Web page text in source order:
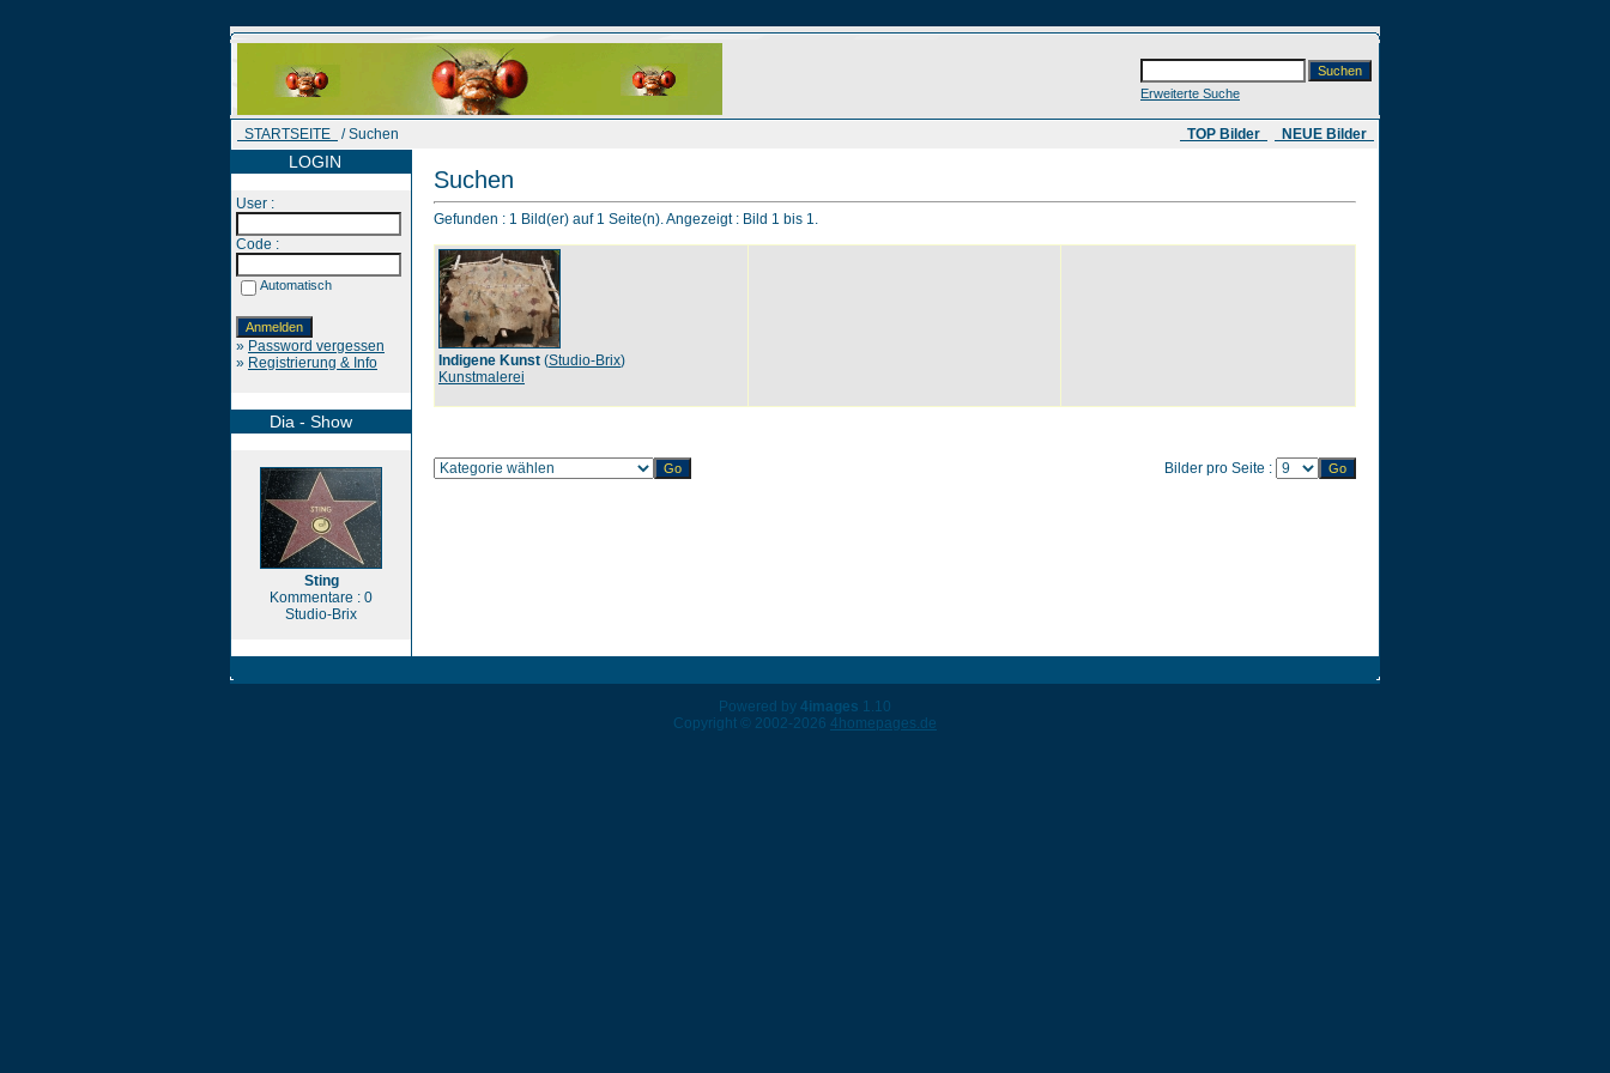
Erweiterte Suche
STARTSEITE / Suchen ​ TOP Bilder NEUE Bilder
LOGIN
User :
Code :
Automatisch
» Password vergessen
» Registrierung & Info
Dia - Show
Sting
Kommentare : 0
Studio-Brix
Suchen
Gefunden : 1 Bild(er) auf 1 Seite(n). Angezeigt : Bild 1 bis 1.
Indigene Kunst (Studio-Brix)
Kunstmalerei
Bilder pro Seite :
Powered by 4images 1.10
Copyright © 2002-2026 4homepages.de